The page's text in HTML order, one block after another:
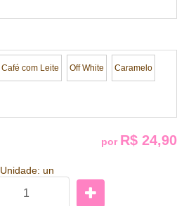
Café com Leite Off White Caramelo
por R$ 24,90
Unidade: un